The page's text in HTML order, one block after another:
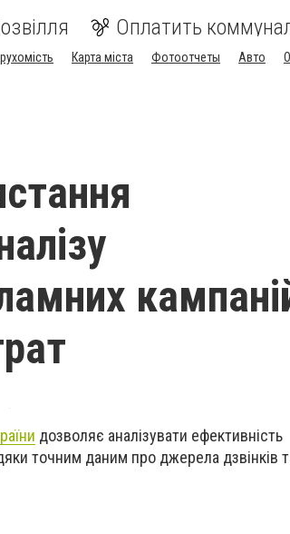
Оплатить
Карта міста Фотоотчеты Авто
дозволяє аналізувати ефективність
точним даним про джерела дзвінків